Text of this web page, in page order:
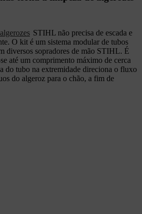
STIHL não precisa de escada e
O kit é um sistema modular de tubos
diversos sopradores de mão STIHL. É
até um comprimento máximo de cerca
do tubo na extremidade direciona o fluxo
do algeroz para o chão, a fim de